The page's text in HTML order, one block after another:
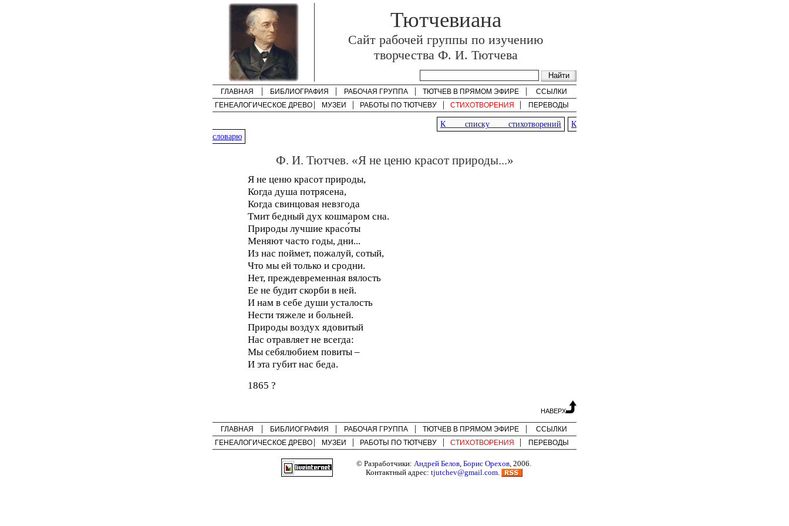
Тютчевиана
Cайт рабочей группы по изучению
творчества Ф. И. Тютчева
ГЛАВНАЯ БИБЛИОГРАФИЯ РАБОЧАЯ ГРУППА ТЮТЧЕВ В ПРЯМОМ ЭФИРЕ
ССЫЛКИ
ГЕНЕАЛОГИЧЕСКОЕ ДРЕВО
МУЗЕИ РАБОТЫ ПО ТЮТЧЕВУ СТИХОТВОРЕНИЯ ПЕРЕВОДЫ
К списку стихотворений
К
словарю
Ф. И. Тютчев. «Я не ценю красот природы...»
Я не ценю красот природы,
Когда душа потрясена,
Когда свинцовая невзгода
Тмит бедный дух кошмаром сна.
Природы лучшие красо́ты
Меняют часто годы, дни...
Из нас поймет, пожалуй, сотый,
Что мы ей только и сродни.
Нет, преждевременная вялость
Ее не будит скорби в ней.
И нам в себе души усталость
Нести тяжеле и больней.
Природы воздух ядовитый
Нас отравляет не всегда:
Мы себялюбием повиты –
И эта губит нас беда.
1865 ?
НАВЕРХ
ГЛАВНАЯ БИБЛИОГРАФИЯ РАБОЧАЯ ГРУППА ТЮТЧЕВ В ПРЯМОМ ЭФИРЕ
ССЫЛКИ
ГЕНЕАЛОГИЧЕСКОЕ ДРЕВО
МУЗЕИ РАБОТЫ ПО ТЮТЧЕВУ СТИХОТВОРЕНИЯ ПЕРЕВОДЫ
© Разработчики: Андрей Белов, Борис Орехов, 2006.
Контактный адрес: tjutchev@gmail.com.